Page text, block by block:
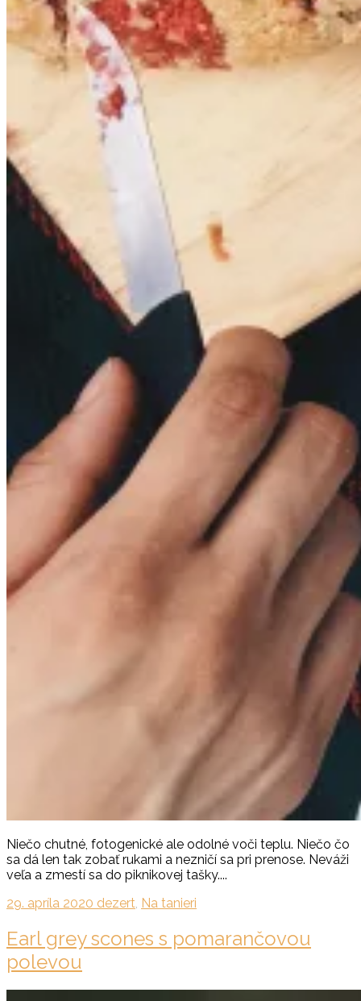
Niečo chutné, fotogenické ale odolné voči teplu. Niečo čo
sa dá len tak zobať rukami a nezničí sa pri prenose. Neváži
veľa a zmestí sa do piknikovej tašky....
29. apríla 2020 dezert, Na tanieri
Earl grey scones s pomarančovou
polevou